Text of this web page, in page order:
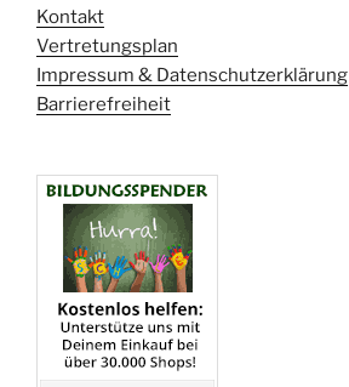
Kontakt
Vertretungsplan
Impressum & Datenschutzerklärung
Barrierefreiheit